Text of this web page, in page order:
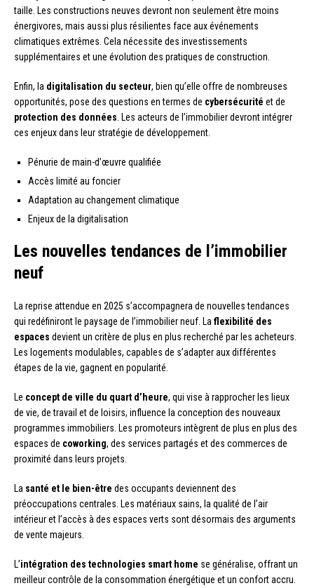
taille. Les constructions neuves devront non seulement être moins
énergivores, mais aussi plus résilientes face aux événements
climatiques extrêmes. Cela nécessite des investissements
supplémentaires et une évolution des pratiques de construction.
Enfin, la digitalisation du secteur, bien qu’elle offre de nombreuses
opportunités, pose des questions en termes de cybersécurité et de
protection des données . Les acteurs de l’immobilier devront intégrer
ces enjeux dans leur stratégie de développement.
Pénurie de main-d’œuvre qualifiée
Accès limité au foncier
Adaptation au changement climatique
Enjeux de la digitalisation
Les nouvelles tendances de l’immobilier
neuf
La reprise attendue en 2025 s’accompagnera de nouvelles tendances
qui redéfiniront le paysage de l’immobilier neuf. La flexibilité des
espaces devient un critère de plus en plus recherché par les acheteurs.
Les logements modulables, capables de s’adapter aux différentes
étapes de la vie, gagnent en popularité.
Le concept de ville du quart d’heure, qui vise à rapprocher les lieux
de vie, de travail et de loisirs, influence la conception des nouveaux
programmes immobiliers. Les promoteurs intègrent de plus en plus des
espaces de coworking, des services partagés et des commerces de
proximité dans leurs projets.
La santé et le bien-être des occupants deviennent des
préoccupations centrales. Les matériaux sains, la qualité de l’air
intérieur et l’accès à des espaces verts sont désormais des arguments
de vente majeurs.
L’intégration des technologies smart home se généralise, offrant un
meilleur contrôle de la consommation énergétique et un confort accru.